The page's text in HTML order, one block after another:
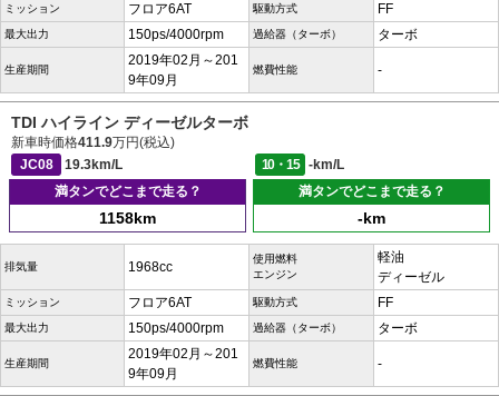
ミッション フロア6AT 駆動方式 FF
最大出力 150ps/4000rpm 過給器（ターボ） ターボ
生産期間
2019年02月～201
9年09月
燃費性能 -
TDI ハイライン ディーゼルターボ
新車時価格411.9万円(税込)
JC08
19.3km/L 10・15
-km/L
満タンでどこまで走る？
1158km
満タンでどこまで走る？
-km
排気量 1968cc
使用燃料
エンジン
軽油
ディーゼル
ミッション フロア6AT 駆動方式 FF
最大出力 150ps/4000rpm 過給器（ターボ） ターボ
生産期間
2019年02月～201
9年09月
燃費性能 -